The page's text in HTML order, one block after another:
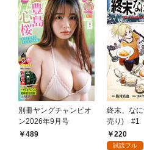
別冊ヤングチャンピオ
ン2026年9月号
489
終末、な
売り) #1
220
試読フル